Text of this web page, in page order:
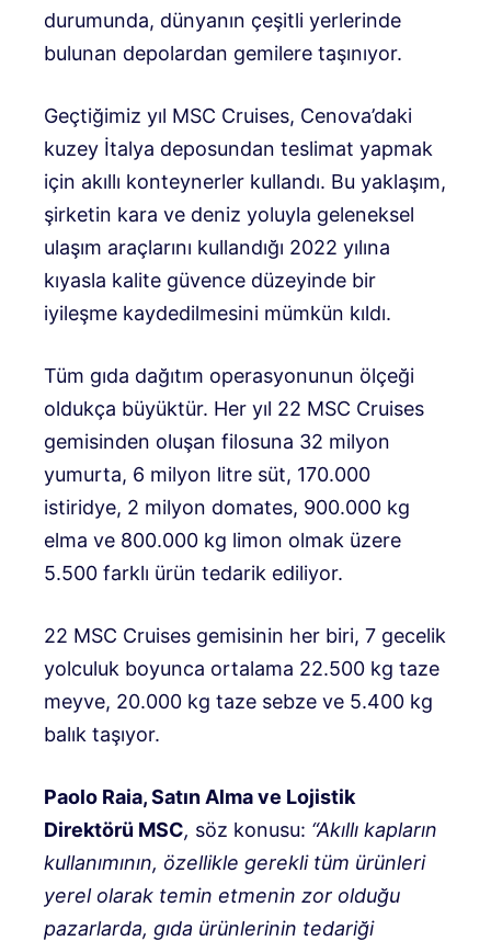
durumunda, dünyanın çeşitli yerlerinde
bulunan depolardan gemilere taşınıyor.
Geçtiğimiz yıl MSC Cruises, Cenova’daki
kuzey İtalya deposundan teslimat yapmak
için akıllı konteynerler kullandı. Bu yaklaşım,
şirketin kara ve deniz yoluyla geleneksel
ulaşım araçlarını kullandığı 2022 yılına
kıyasla kalite güvence düzeyinde bir
iyileşme kaydedilmesini mümkün kıldı.
Tüm gıda dağıtım operasyonunun ölçeği
oldukça büyüktür. Her yıl 22 MSC Cruises
gemisinden oluşan filosuna 32 milyon
yumurta, 6 milyon litre süt, 170.000
istiridye, 2 milyon domates, 900.000 kg
elma ve 800.000 kg limon olmak üzere
5.500 farklı ürün tedarik ediliyor.
22 MSC Cruises gemisinin her biri, 7 gecelik
yolculuk boyunca ortalama 22.500 kg taze
meyve, 20.000 kg taze sebze ve 5.400 kg
balık taşıyor.
Paolo Raia, Satın Alma ve Lojistik
Direktörü MSC, söz konusu: “Akıllı kapların
kullanımının, özellikle gerekli tüm ürünleri
yerel olarak temin etmenin zor olduğu
pazarlarda, gıda ürünlerinin tedariği